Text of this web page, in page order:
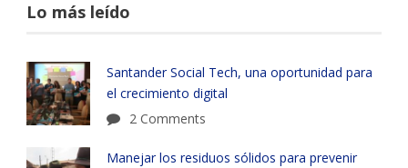
Lo más leído
Santander Social Tech, una oportunidad para
el crecimiento digital
2 Comments
Manejar los residuos sólidos para prevenir